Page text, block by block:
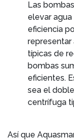
Las
elevar
eficiencia
representar
típicas de
bombas
eficientes.
sea el
centrífuga
Así que